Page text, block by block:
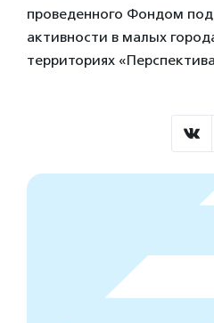
проведенного Фондом
активности в малых
территориях